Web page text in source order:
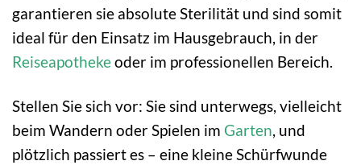
garantieren sie absolute Sterilität und sind somit
ideal für den Einsatz im Hausgebrauch, in der
Reiseapothekeoder im professionellen Bereich.
Stellen Sie sich vor: Sie sind unterwegs, vielleicht
beim Wandern oder Spielen im Garten, und
plötzlich passiert es – eine kleine Schürfwunde